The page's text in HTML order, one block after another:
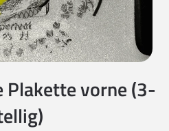
Plakette vorne (3-